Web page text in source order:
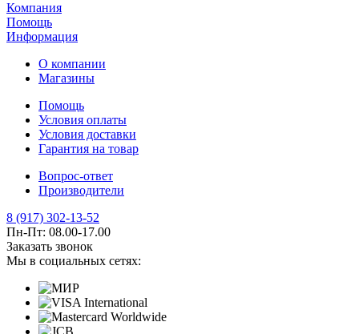
Компания
Помощь
Информация
О компании
Магазины
Помощь
Условия оплаты
Условия доставки
Гарантия на товар
Вопрос-ответ
Производители
8 (917) 302-13-52
Пн-Пт: 08.00-17.00
Заказать звонок
Мы в социальных сетях: